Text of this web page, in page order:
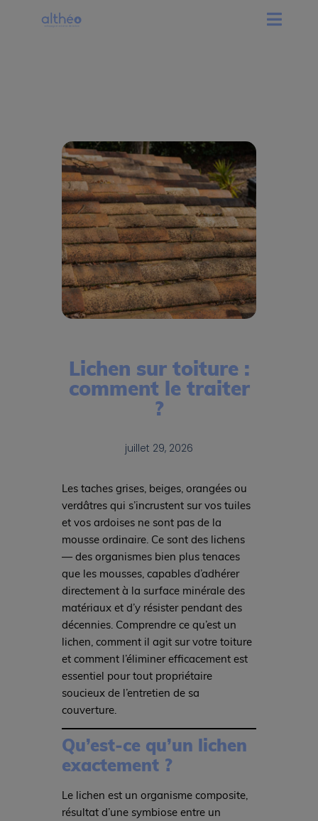
Lichen sur toiture :
comment le traiter
?
juillet 29, 2026
Les taches grises, beiges, orangées ou
verdâtres qui s’incrustent sur vos tuiles
et vos ardoises ne sont pas de la
mousse ordinaire. Ce sont des lichens
— des organismes bien plus tenaces
que les mousses, capables d’adhérer
directement à la surface minérale des
matériaux et d’y résister pendant des
décennies. Comprendre ce qu’est un
lichen, comment il agit sur votre toiture
et comment l’éliminer efficacement est
essentiel pour tout propriétaire
soucieux de l’entretien de sa
couverture.
Qu’est-ce qu’un lichen
exactement ?
Le lichen est un organisme composite,
résultat d’une symbiose entre un